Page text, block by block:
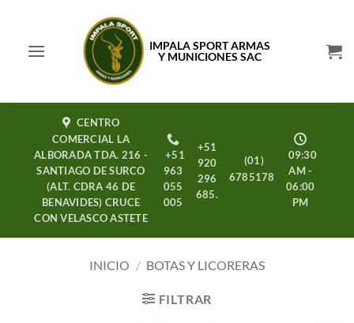
contenido
IMPALA SPORT ARMAS
Y MUNICIONES SAC
CENTRO
COMERCIAL LA
ALBORADA TDA. 216 -
SANTIAGO DE SURCO
(ALT. CDRA 46 DE
BENAVIDES) CRUCE
CON VELASCO ASTETE
09:30
AM -
06:00
PM
+51
963
055
005
+51
920
296
685.
(01)
6785178
INICIO / BOTAS Y LICORERAS
FILTRAR